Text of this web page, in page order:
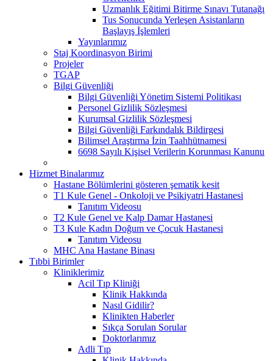
Uzmanlık Eğitimi Bitirme Sınavı Tutanağı
Tus Sonucunda Yerleşen Asistanların
Başlayış İşlemleri
Yayınlarımız
Staj Koordinasyon Birimi
Projeler
TGAP
Bilgi Güvenliği
Bilgi Güvenliği Yönetim Sistemi Politikası
Personel Gizlilik Sözleşmesi
Kurumsal Gizlilik Sözleşmesi
Bilgi Güvenliği Farkındalık Bildirgesi
Bilimsel Araştırma İzin Taahhütnamesi
6698 Sayılı Kişisel Verilerin Korunması Kanunu
Hizmet Binalarımız
Hastane Bölümlerini gösteren şematik kesit
T1 Kule Genel - Onkoloji ve Psikiyatri Hastanesi
Tanıtım Videosu
T2 Kule Genel ve Kalp Damar Hastanesi
T3 Kule Kadın Doğum ve Çocuk Hastanesi
Tanıtım Videosu
MHC Ana Hastane Binası
Tıbbi Birimler
Kliniklerimiz
Acil Tıp Kliniği
Klinik Hakkında
Nasıl Gidilir?
Klinikten Haberler
Sıkça Sorulan Sorular
Doktorlarımız
Adli Tıp